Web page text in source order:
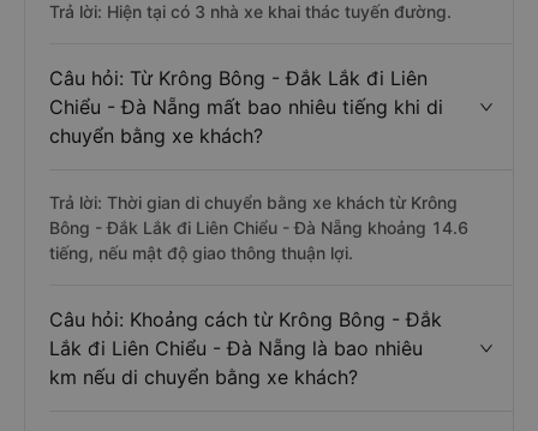
Trả lời: Hiện tại có 3 nhà xe khai thác tuyến đường.
Câu hỏi: Từ Krông Bông - Đắk Lắk đi Liên
Chiểu - Đà Nẵng mất bao nhiêu tiếng khi di
chuyển bằng xe khách?
Trả lời: Thời gian di chuyển bằng xe khách từ Krông
Bông - Đắk Lắk đi Liên Chiểu - Đà Nẵng khoảng 14.6
tiếng, nếu mật độ giao thông thuận lợi.
Câu hỏi: Khoảng cách từ Krông Bông - Đắk
Lắk đi Liên Chiểu - Đà Nẵng là bao nhiêu
km nếu di chuyển bằng xe khách?